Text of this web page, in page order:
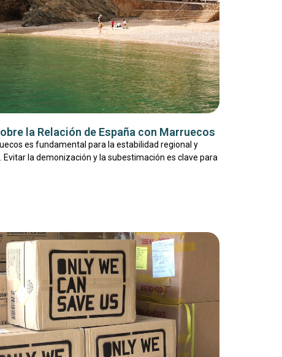
la Relación de España con Marruecos
es fundamental para la estabilidad regional y
la demonización y la subestimación es clave para